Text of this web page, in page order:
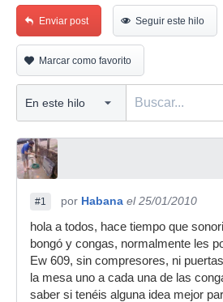
Enviar post Seguir este hilo
Marcar como favorito
#1 por Habana el 25/01/2010
hola a todos, hace tiempo que
bongó y congas, normalmente les
Ew 609, sin compresores, ni
la mesa uno a cada una de las
saber si tenéis alguna idea mejor